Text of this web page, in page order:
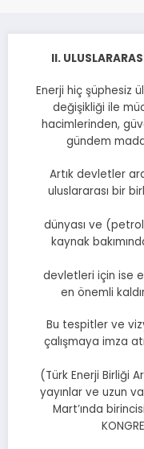
II.
Enerji hiç şüphesiz
değişikliği ile
hacimlerinden,
gündem
Artık devletler
uluslararası bir
dünyası ve
kaynak
devletleri için ise
en önemli
Bu tespitler ve
çalışmaya imza
(Türk Enerji Birliği
yayınlar ve uzun
Mart’ında